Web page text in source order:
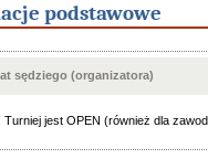
podstawowe
sędziego (organizatora)
Turniej jest OPEN (również dla